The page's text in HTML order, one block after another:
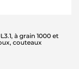
à grain 1000 et
couteaux